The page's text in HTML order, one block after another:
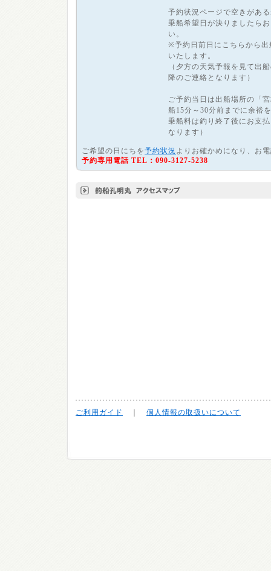
予約状況ページで空きがあ
乗船希望日が決りましたら
い。
※予約日前日にこちらから
いたします。
（夕方の天気予報を見て出
降のご連絡となります）
ご予約当日は出船場所の「
船15分～30分前までに余裕
乗船料は釣り終了後にお支
なります）
ご希望の日にちを予約状況よりお確かめになり、お
予約専用電話 TEL：090-3127-5238
ご利用ガイド 個人情報の取扱いについて